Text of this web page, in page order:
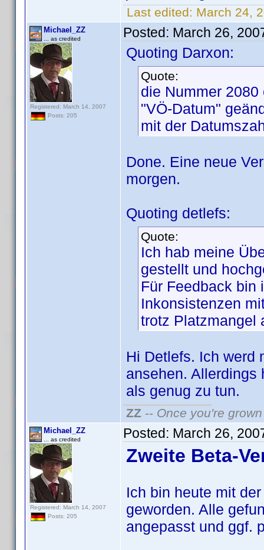
Last edited: March 24,
Michael_ZZ
... as credited
Registered: March 14, 2007
Posts: 205
Posted: March 26,
Quoting Darxon:
Quote:
die Nummer
"VÖ-Datum"
mit der
Done. Eine neue
morgen.
Quoting detlefs:
Quote:
Ich hab meine
gestellt und
Für Feedback bin
Inkonsistenzen
trotz Platzmangel
Hi Detlefs. Ich werd
ansehen. Allerdings
als genug zu tun.
ZZ -- Once you're
Michael_ZZ
... as credited
Registered: March 14, 2007
Posts: 205
Posted: March 26,
Zweite Beta-
Ich bin heute mit
geworden. Alle
angepasst und ggf.